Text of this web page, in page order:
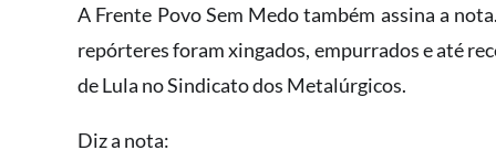
A Frente Povo Sem Medo também assina a
repórteres foram xingados, empurrados e até
de Lula no Sindicato dos Metalúrgicos.
Diz a nota: